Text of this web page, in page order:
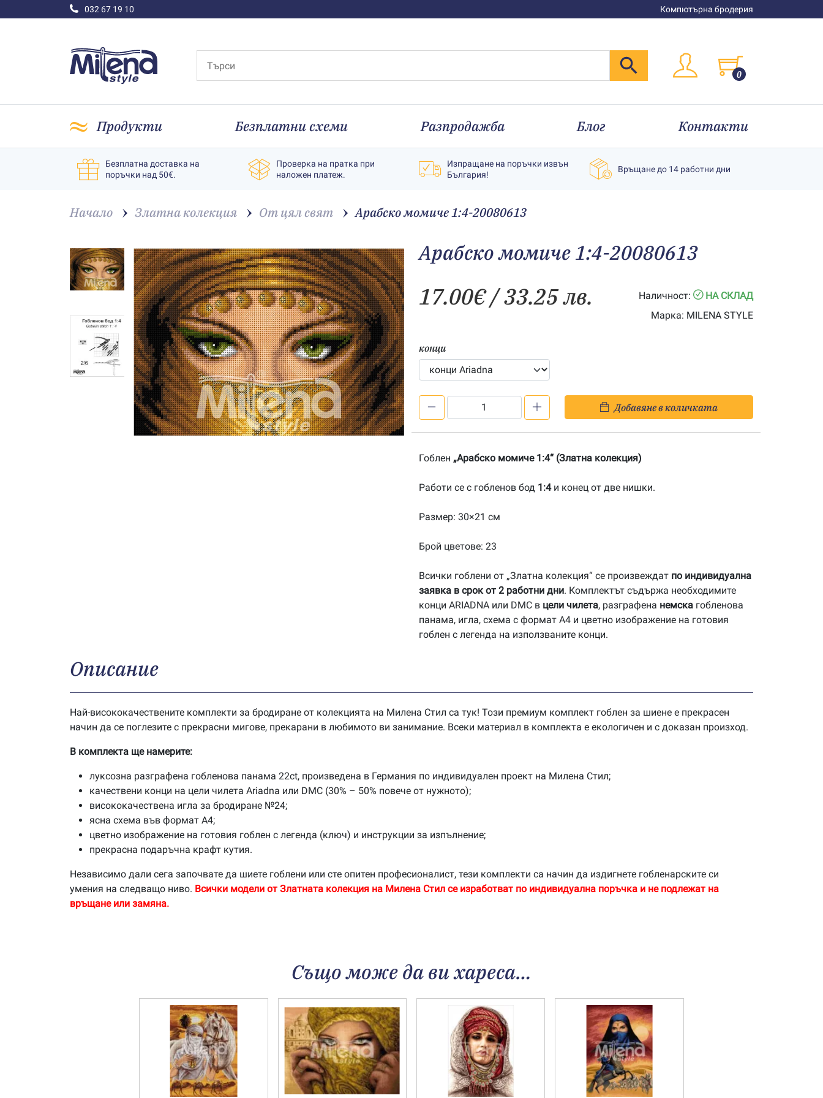
032 67 19 10 Компютърна бродерия
0
Продукти Безплатни схеми Разпродажба Блог Контакти
Безплатна доставка на
поръчки над 50€.
Проверка на пратка при
наложен платеж.
Изпращане на поръчки извън
България!
Връщане до 14 работни дни
Начало Златна колекция От цял свят Арабско момиче 1:4-20080613
Арабско момиче 1:4-20080613
17.00€/ 33.25 лв. Наличност:
НА СКЛАД
Марка: MILENA STYLE
конци
момиче
20080613
Добавяне в количката
Гоблен „Арабско момиче 1:4“ (Златна колекция)
Работи се с гобленов бод 1:4и конец от две нишки.
Размер: 30×21 см
Брой цветове: 23
Всички гоблени от „Златна колекция“ се произвеждат по индивидуална
заявка в срок от 2 работни дни. Комплектът съдържа необходимите
конци ARIADNA или DMC в цели чилета, разграфена немска гобленова
панама, игла, схема с формат А4 и цветно изображение на готовия
гоблен с легенда на използваните конци.
Описание
Най-висококачествените комплекти за бродиране от колекцията на Милена Стил са тук! Този премиум комплект гоблен за шиене е прекрасен
начин да се поглезите с прекрасни мигове, прекарани в любимото ви занимание. Всеки материал в комплекта е екологичен и с доказан произход.
В комплекта ще намерите:
луксозна разграфена гобленова панама 22ct, произведена в Германия по индивидуален проект на Милена Стил;
качествени конци на цели чилета Ariadna или DMC (30% – 50% повече от нужното);
висококачествена игла за бродиране №24;
ясна схема във формат А4;
цветно изображение на готовия гоблен с легенда (ключ) и инструкции за изпълнение;
прекрасна подаръчна крафт кутия.
Независимо дали сега започвате да шиете гоблени или сте опитен професионалист, тези комплекти са начин да издигнете гобленарските си
умения на следващо ниво. Всички модели от Златната колекция на Милена Стил се изработват по индивидуална поръчка и не подлежат на
връщане или замяна.
Също може да ви хареса…